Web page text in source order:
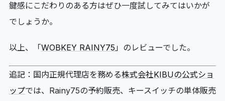
鍵感にこだわりのある方はぜひ一度試してみてはいかが
でしょうか。
以上、「WOBKEY RAINY75」のレビューでした。
追記：国内正規代理店を務める株式会社KIBUの公式ショ
ップでは、Rainy75の予約販売、キースイッチの単体販売